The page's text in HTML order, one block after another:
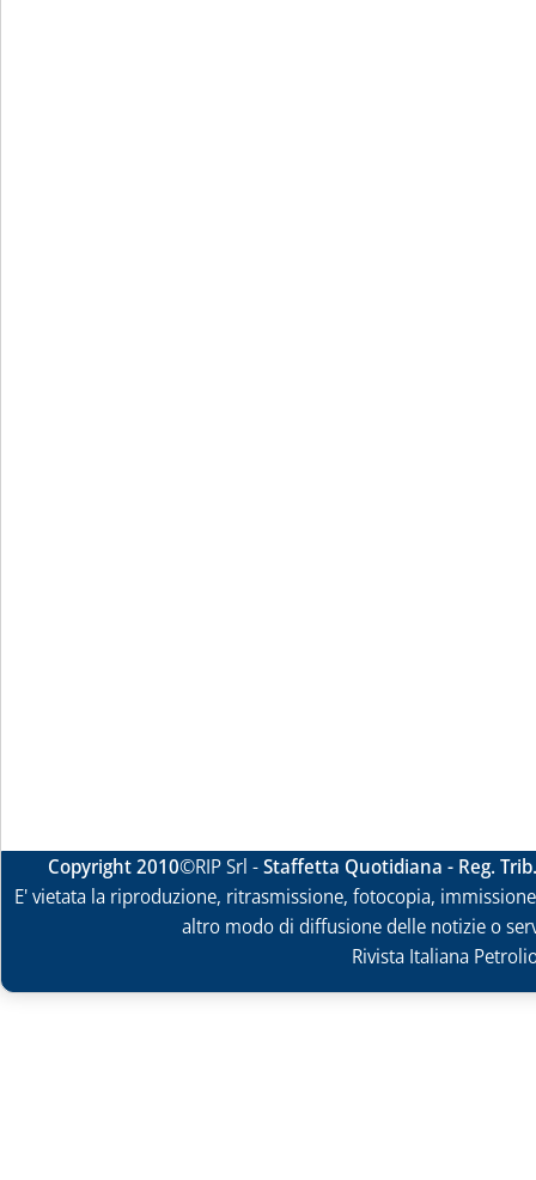
Copyright 2010©RIP Srl -Staffetta Quotidiana - Reg.
E' vietata la riproduzione, ritrasmissione, fotocopia,
altro modo di diffusione delle notizie o
Rivista Italiana